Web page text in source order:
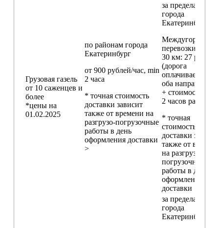
Грузовая газель
от 10 саженцев и
более
*цены на
01.02.2025
по районам города
Екатеринбург
от 900 рублей/час, min
2 часа
* точная стоимость
доставки зависит
также от времени на
разгрузо-погрузочные
работы в день
оформления доставки
>
за пределами
города
Екатеринбург
Междугородние
перевозки
30 км: 27 руб./км
(дорога
оплачивается в
оба направления
+ стоимость min
2 часов работы)
* точная
стоимость
доставки
также от
на разгрузо-
погрузочные
работы в день
оформления
доставки
за пределами
города
Екатеринбург